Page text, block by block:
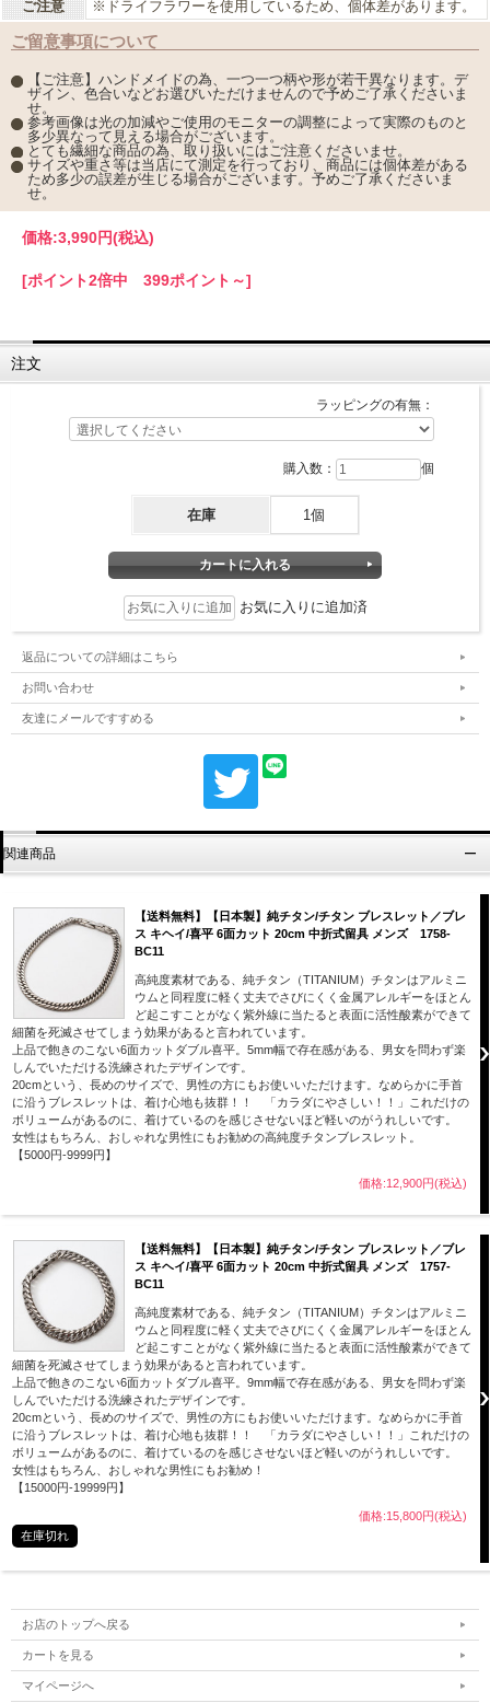
ご注意
※ドライフラワーを使用しているため、個体差があります。
ご留意事項について
【ご注意】ハンドメイドの為、一つ一つ柄や形が若干異なります。デ
ザイン、色合いなどお選びいただけませんので予めご了承くださいま
せ。
参考画像は光の加減やご使用のモニターの調整によって実際のものと
多少異なって見える場合がございます。
とても繊細な商品の為、取り扱いにはご注意くださいませ。
サイズや重さ等は当店にて測定を行っており、商品には個体差がある
ため多少の誤差が生じる場合がございます。予めご了承くださいま
せ。
価格:3,990円(税込)
[ポイント2倍中 399ポイント～]
注文
ラッピングの有無：
購入数： 個
在庫 1個
お気に入りに追加済
返品についての詳細はこちら
お問い合わせ
友達にメールですすめる
関連商品
【送料無料】【日本製】純チタン/チタン ブレスレット／ブレ
ス キヘイ/喜平 6面カット 20cm 中折式留具 メンズ 1758-
BC11
高純度素材である、純チタン（TITANIUM）チタンはアルミニ
ウムと同程度に軽く丈夫でさびにくく金属アレルギーをほとん
ど起こすことがなく紫外線に当たると表面に活性酸素ができて
細菌を死滅させてしまう効果があると言われています。
上品で飽きのこない6面カットダブル喜平。5mm幅で存在感がある、男女を問わず楽
しんでいただける洗練されたデザインです。
20cmという、長めのサイズで、男性の方にもお使いいただけます。なめらかに手首
に沿うブレスレットは、着け心地も抜群！！ 「カラダにやさしい！！」これだけの
ボリュームがあるのに、着けているのを感じさせないほど軽いのがうれしいです。
女性はもちろん、おしゃれな男性にもお勧めの高純度チタンブレスレット。
【5000円-9999円】
価格:12,900円(税込)
【送料無料】【日本製】純チタン/チタン ブレスレット／ブレ
ス キヘイ/喜平 6面カット 20cm 中折式留具 メンズ 1757-
BC11
高純度素材である、純チタン（TITANIUM）チタンはアルミニ
ウムと同程度に軽く丈夫でさびにくく金属アレルギーをほとん
ど起こすことがなく紫外線に当たると表面に活性酸素ができて
細菌を死滅させてしまう効果があると言われています。
上品で飽きのこない6面カットダブル喜平。9mm幅で存在感がある、男女を問わず楽
しんでいただける洗練されたデザインです。
20cmという、長めのサイズで、男性の方にもお使いいただけます。なめらかに手首
に沿うブレスレットは、着け心地も抜群！！ 「カラダにやさしい！！」これだけの
ボリュームがあるのに、着けているのを感じさせないほど軽いのがうれしいです。
女性はもちろん、おしゃれな男性にもお勧め！
【15000円-19999円】
価格:15,800円(税込)
在庫切れ
お店のトップへ戻る
カートを見る
マイページへ